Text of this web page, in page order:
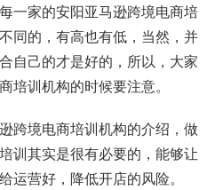
一家的安阳亚马逊跨境电商培
同的，有高也有低，当然，并
自己的才是好的，所以，大家
培训机构的时候要注意。
跨境电商培训机构的介绍，做
训其实是很有必要的，能够让
运营好，降低开店的风险。